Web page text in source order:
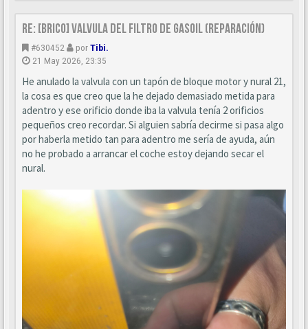
Re: [BRICO] Valvula del filtro de gasoil (reparación)
#630452 porTibi.
21 May 2026, 23:35
He anulado la valvula con un tapón de bloque motor y nural 21,
la cosa es que creo que la he dejado demasiado metida para
adentro y ese orificio donde iba la valvula tenía 2 orificios
pequeños creo recordar. Si alguien sabría decirme si pasa algo
por haberla metido tan para adentro me sería de ayuda, aún
no he probado a arrancar el coche estoy dejando secar el
nural.